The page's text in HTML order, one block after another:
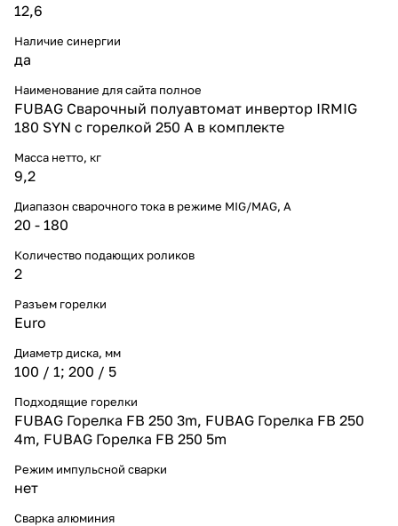
12,6
Наличие синергии
да
Наименование для сайта полное
FUBAG Сварочный полуавтомат инвертор IRMIG
180 SYN с горелкой 250 А в комплекте
Масса нетто, кг
9,2
Диапазон сварочного тока в режиме MIG/MAG, A
20 - 180
Количество подающих роликов
2
Разъем горелки
Euro
Диаметр диска, мм
100 / 1; 200 / 5
Подходящие горелки
FUBAG Горелка FB 250 3m, FUBAG Горелка FB 250
4m, FUBAG Горелка FB 250 5m
Режим импульсной сварки
нет
Сварка алюминия